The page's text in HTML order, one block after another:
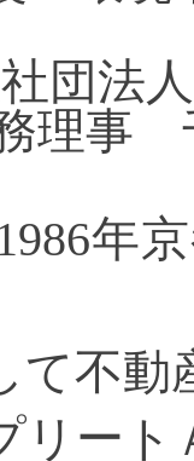
団法
理事
年
て不動
ート